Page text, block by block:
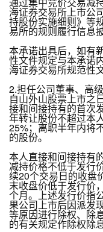
海证券交易所上市公
持股份实施细则》等
易所的规则履行信息
本承诺出具后，如有
性文件规定与本承诺
海证券交易所规范性
2.担任公司董事、高
自山外山股票上市之
接和间接持有的首次
年转让股份不超过本
25%；离职半年内将
的股份。
本人直接和间接持有
减持价格不低于发行
续20个交易日的收盘
末收盘价低于发行价
个月。上述发行价指
果公司上市后因派发
等原因进行除权、除
的有关规定作除权除